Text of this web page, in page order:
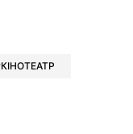
Viber
у Whatsapp
у Messenger
у LinkedIn
КІНОТЕАТР